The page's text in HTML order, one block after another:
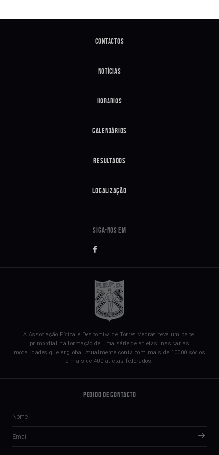
Contactos
Notícias
Horários
Calendários
Resultados
Localização
A Associação Física e Desportiva de Torres Vedras teve um papel
primordial na formação de uma série de atletas, nas várias
modalidades que engloba. Atualmente conta com mais de 10000 sócios
e mais de 400 atletas federados.
Pedido de Contacto